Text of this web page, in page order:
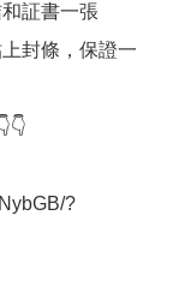
証書一張
封條，保證一
?